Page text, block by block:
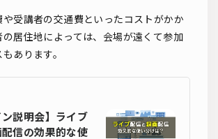
や受講者の交通費といったコストがかか
の居住地によっては、会場が遠くて参加
あります。
ン説明会】ライブ
信の効果的な使